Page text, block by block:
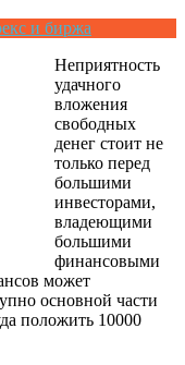
и биржа
Неприятность
удачного
вложения
свободных
денег стоит не
только перед
большими
инвесторами,
владеющими
большими
финансовыми
может
основной части
положить 10000